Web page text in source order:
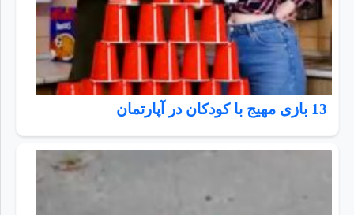
13 بازی مهیج با کودکان در آپارتمان